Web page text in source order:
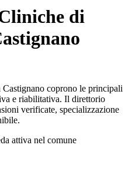
di
coprono le principali
e riabilitativa. Il direttorio
verificate, specializzazione
attiva nel comune